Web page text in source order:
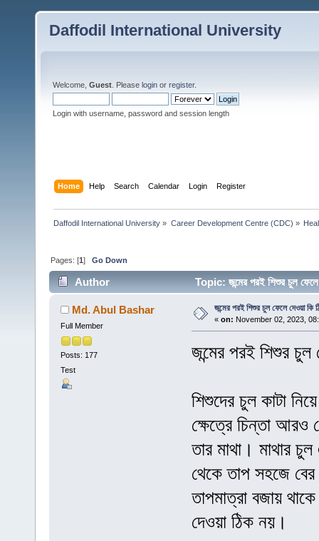
Daffodil International University
Welcome, Guest . Please login or register.
Login with username, password and session length
Home Help Search Calendar Login Register
Daffodil International University » Career Development Centre (CDC) »
Pages: [1]Go Down
Author Topic: জন্মের পরই শিশুর চুল
Md. Abul Bashar
Full Member
Posts: 177
Test
জন্মের পরই শিশুর চুল ফেলে দেওয়া কি
« on: November 02, 2023,
জন্মের পরই শিশুর চুল
শিশুদের চুল কাটা
ক্ষেত্রে চিন্তা আরও
তার মাথা। মাথার
থেকে তাপ সহজে বের
তাপমাত্রা বজায়
দেওয়া ঠিক নয়।